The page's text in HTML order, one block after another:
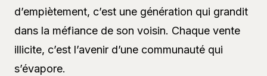
d’empiètement, c’est une génération qui grandit
dans la méfiance de son voisin. Chaque vente
illicite, c’est l’avenir d’une communauté qui
s’évapore.